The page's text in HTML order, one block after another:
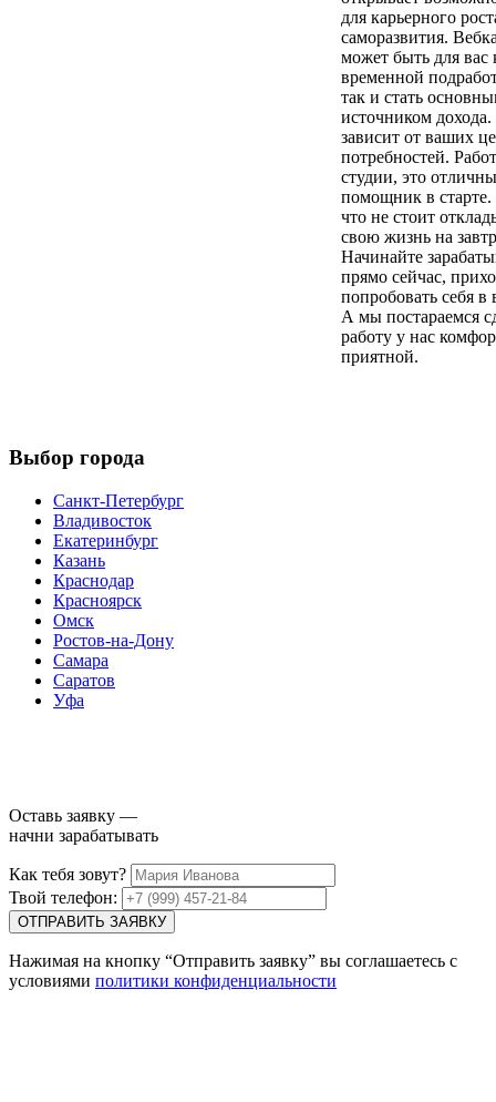
для карьерного
саморазвития.
может быть для вас
временной
так и стать
источником
зависит от ваших
потребностей.
студии, это
помощник в старте.
что не стоит
свою жизнь на
Начинайте
прямо сейчас,
попробовать себя в
А мы постараемся
работу у нас
приятной.
Выбор города
Санкт-Петербург
Владивосток
Екатеринбург
Казань
Краснодар
Красноярск
Омск
Ростов-на-Дону
Самара
Саратов
Уфа
Оставь заявку —
начни зарабатывать
Как тебя зовут?
Твой телефон:
ОТПРАВИТЬ ЗАЯВКУ
Нажимая на кнопку “Отправить заявку” вы соглашаетесь с
условиями политики конфиденциальности